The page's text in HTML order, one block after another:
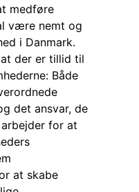
medføre
være nemt og
i Danmark.
der er tillid til
Både
det ansvar, de
for at
at skabe